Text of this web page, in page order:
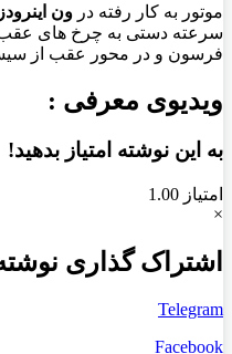
موتور به کار رفته در ون اینرودز
سرعته دستی به چرخ های عقب
فرسون و در محور عقب از سیستم تعلیق فنر تخت
ویدیوی معرفی :
به این نوشته امتیاز بدهید!
امتیاز 1.00
×
اشتراک گذاری
Telegram
Facebook